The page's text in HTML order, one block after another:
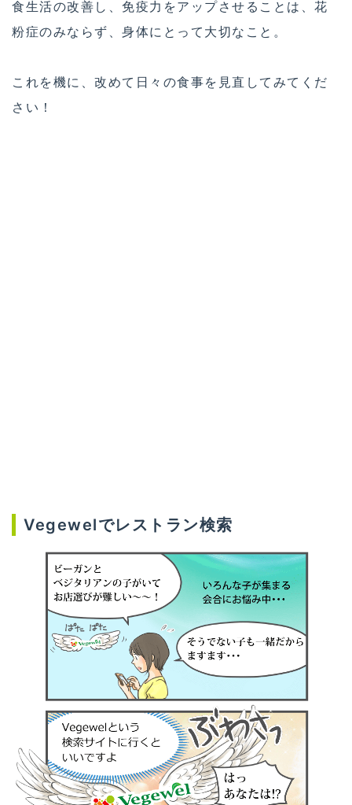
食生活の改善し、免疫力をアップさせることは、花
粉症のみならず、身体にとって大切なこと。
これを機に、改めて日々の食事を見直してみてくだ
さい！
Vegewelでレストラン検索